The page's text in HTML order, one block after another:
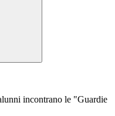
incontrano le "Guardie